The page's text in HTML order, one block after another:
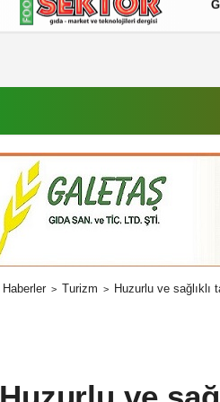
İletişim Çerez Politikası
Haberler Turizm Huzurlu ve